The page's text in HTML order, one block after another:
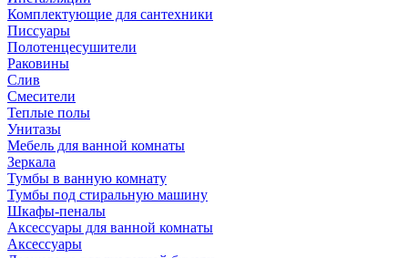
Комплектующие для сантехники
Писсуары
Полотенцесушители
Раковины
Слив
Смесители
Теплые полы
Унитазы
Мебель для ванной комнаты
Зеркала
Тумбы в ванную комнату
Тумбы под стиральную машину
Шкафы-пеналы
Аксессуары для ванной комнаты
Аксессуары